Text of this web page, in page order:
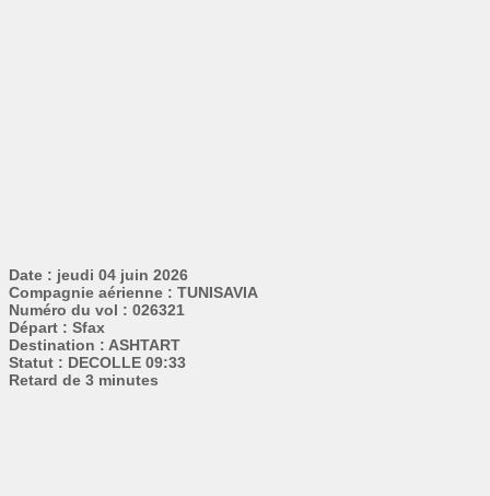
Date : jeudi 04 juin 2026
Compagnie aérienne : TUNISAVIA
Numéro du vol : 026321
Départ : Sfax
Destination : ASHTART
Statut : DECOLLE 09:33
Retard de 3 minutes